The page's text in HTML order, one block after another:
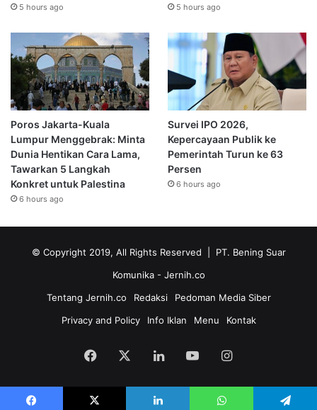
5 hours ago 5 hours ago
Poros Jakarta-Kuala
Lumpur Menggebrak: Minta
Dunia Hentikan Cara Lama,
Tawarkan 5 Langkah
Konkret untuk Palestina
6 hours ago
Survei IPO 2026,
Kepercayaan Publik ke
Pemerintah Turun ke 63
Persen
6 hours ago
© Copyright 2019, All Rights Reserved | PT. Bening Suar
Komunika - Jernih.co
Tentang Jernih.co
Redaksi
Pedoman Media Siber
Privacy and Policy
Info Iklan Menu Kontak
Facebook LinkedInYouTubeInstagram